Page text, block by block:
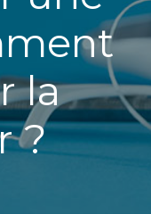
la
?